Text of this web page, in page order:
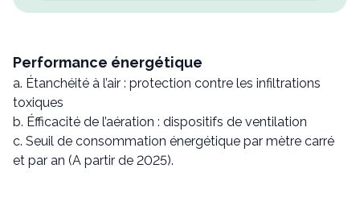
Performance énergétique
a. Étanchéité à l’air : protection contre les infiltrations
toxiques
b. Éfficacité de l’aération : dispositifs de ventilation
c. Seuil de consommation énergétique par mètre carré
et par an (A partir de 2025).